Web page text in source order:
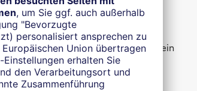
optimieren können (Angaben für ein